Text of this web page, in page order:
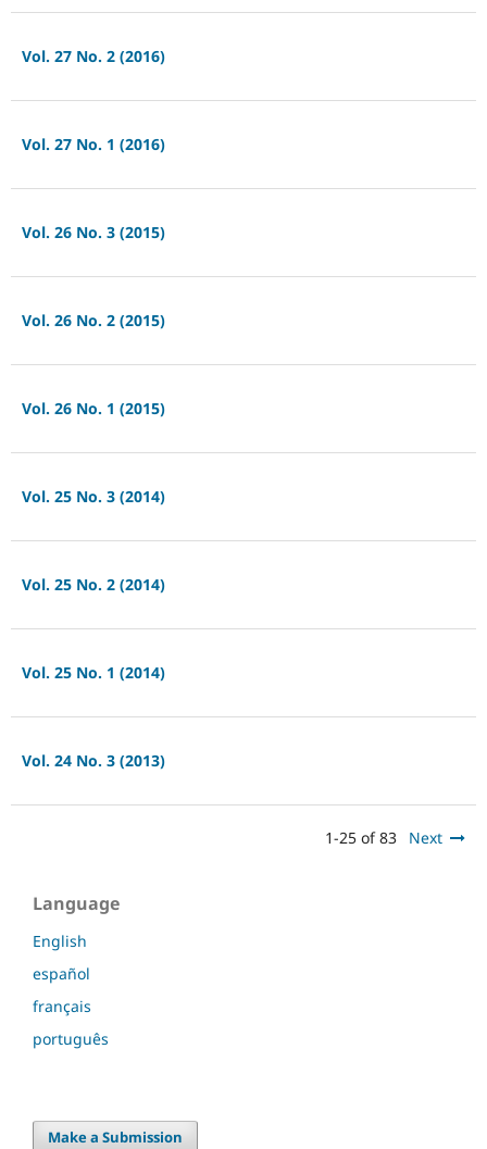
Vol. 27 No. 2 (2016)
Vol. 27 No. 1 (2016)
Vol. 26 No. 3 (2015)
Vol. 26 No. 2 (2015)
Vol. 26 No. 1 (2015)
Vol. 25 No. 3 (2014)
Vol. 25 No. 2 (2014)
Vol. 25 No. 1 (2014)
Vol. 24 No. 3 (2013)
1-25 of 83 Next
Language
English
español
français
português
Make a Submission